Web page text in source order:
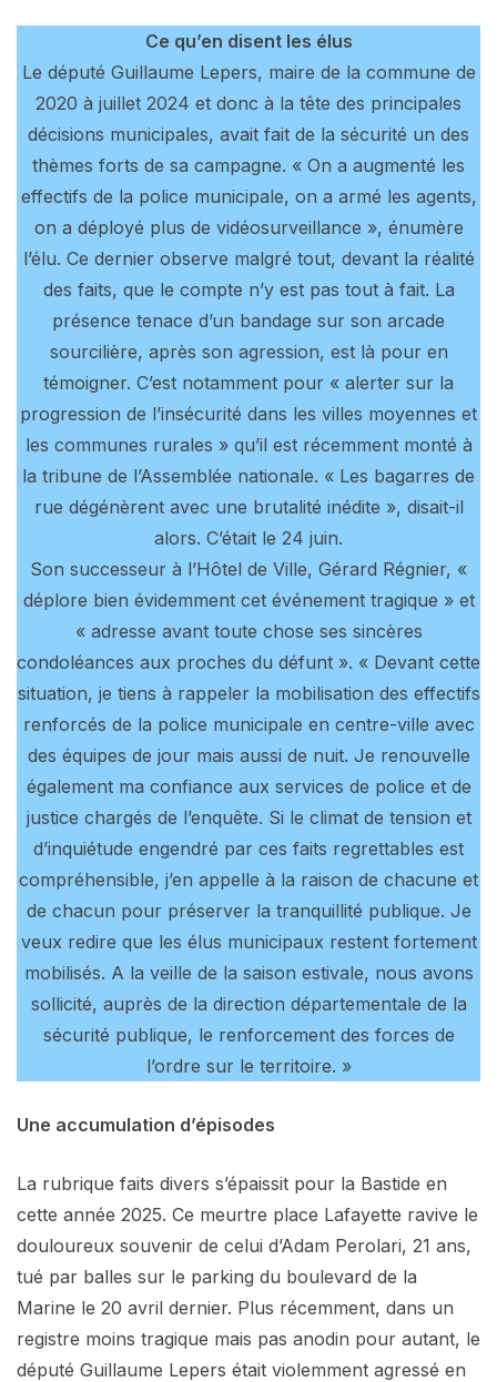
Ce qu’en disent les élus
Le député Guillaume Lepers, maire de la commune de
2020 à juillet 2024 et donc à la tête des principales
décisions municipales, avait fait de la sécurité un des
thèmes forts de sa campagne. « On a augmenté les
effectifs de la police municipale, on a armé les agents,
on a déployé plus de vidéosurveillance », énumère
l’élu. Ce dernier observe malgré tout, devant la réalité
des faits, que le compte n’y est pas tout à fait. La
présence tenace d’un bandage sur son arcade
sourcilière, après son agression, est là pour en
témoigner. C’est notamment pour « alerter sur la
progression de l’insécurité dans les villes moyennes et
les communes rurales » qu’il est récemment monté à
la tribune de l’Assemblée nationale. « Les bagarres de
rue dégénèrent avec une brutalité inédite », disait-il
alors. C’était le 24 juin.
Son successeur à l’Hôtel de Ville, Gérard Régnier, «
déplore bien évidemment cet événement tragique » et
« adresse avant toute chose ses sincères
condoléances aux proches du défunt ». « Devant cette
situation, je tiens à rappeler la mobilisation des effectifs
renforcés de la police municipale en centre-ville avec
des équipes de jour mais aussi de nuit. Je renouvelle
également ma confiance aux services de police et de
justice chargés de l’enquête. Si le climat de tension et
d’inquiétude engendré par ces faits regrettables est
compréhensible, j’en appelle à la raison de chacune et
de chacun pour préserver la tranquillité publique. Je
veux redire que les élus municipaux restent fortement
mobilisés. A la veille de la saison estivale, nous avons
sollicité, auprès de la direction départementale de la
sécurité publique, le renforcement des forces de
l’ordre sur le territoire. »
Une accumulation d’épisodes
La rubrique faits divers s’épaissit pour la Bastide en
cette année 2025. Ce meurtre place Lafayette ravive le
douloureux souvenir de celui d’Adam Perolari, 21 ans,
tué par balles sur le parking du boulevard de la
Marine le 20 avril dernier. Plus récemment, dans un
registre moins tragique mais pas anodin pour autant, le
député Guillaume Lepers était violemment agressé en